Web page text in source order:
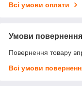
Всі умови оплати
Умови повернення
Повернення товару
Всі умови